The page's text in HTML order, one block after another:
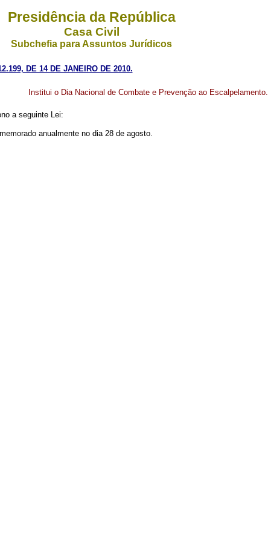
Presidência da República
Casa Civil
Subchefia para Assuntos Jurídicos
DE 14 DE JANEIRO DE 2010.
Institui o Dia Nacional de Combate e Prevenção ao Escalpelamento.
a seguinte Lei:
anualmente no dia 28 de agosto.